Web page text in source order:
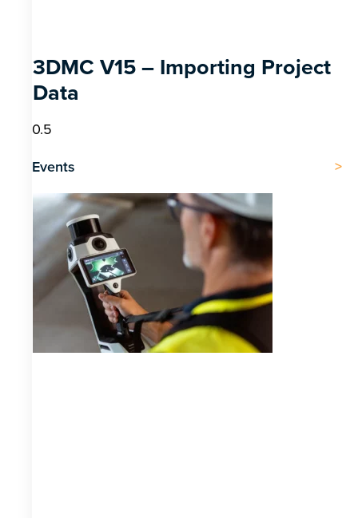
3DMC V15 – Importing Project
Data
Events